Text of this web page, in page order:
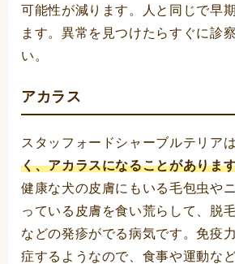
可能性が減ります。人と同じで早
ます。異常を見つけたらすぐに診
い。
アカラス
スタッフォードシャーブルテリア
く、アカラスになることがありま
健康な犬の皮膚にもいる毛包虫や
っている皮膚を食い荒らして、脱
などの発疹がでる病気です。免疫
症するようなので、食事や運動な